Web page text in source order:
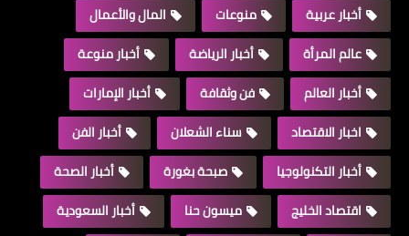
أخبار عربية منوعات
المال والأعمال
عالم المرأة
أخبار الرياضة
أخبار منوعة
أخبار العالم
فن وثقافة
أخبار الإمارات
اخبار الاقتصاد
سناء الشعلان
أخبار الفن
أخبار التكنولوجيا
صبحة بغورة
أخبار الصحة
اقتصاد الخليج
ميسون حنا
أخبار السعودية